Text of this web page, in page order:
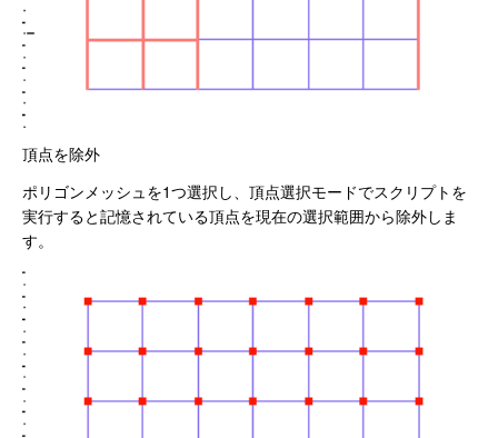
頂点を除外
ポリゴンメッシュを1つ選択し、頂点選択モードでスクリプトを
実行すると記憶されている頂点を現在の選択範囲から除外しま
す。